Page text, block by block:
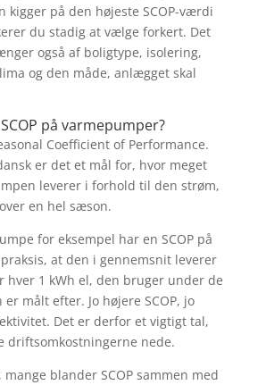
kigger på den højeste SCOP-værdi
du stadig at vælge forkert. Det
også af boligtype, isolering,
og den måde, anlægget skal
på varmepumper?
Coefficient of Performance.
er det et mål for, hvor meget
leverer i forhold til den strøm,
en hel sæson.
for eksempel har en SCOP på
at den i gennemsnit leverer
hver 1 kWh el, den bruger under de
målt efter. Jo højere SCOP, jo
Det er derfor et vigtigt tal,
driftsomkostningerne nede.
mange blander SCOP sammen med